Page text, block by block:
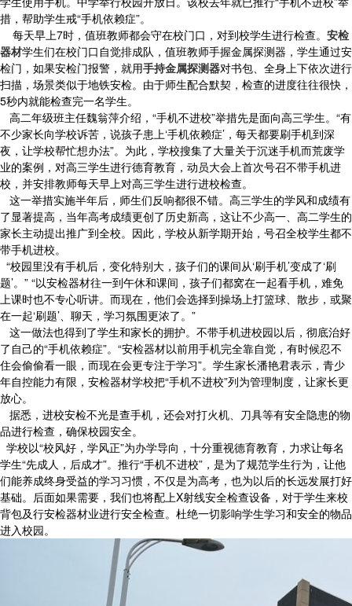
措，帮助学生戒“手机依赖症”。
每天早上7时，值班教师都会守在校门口，对到校学生进行检查。 安检
器材学生们在校门口自觉排成队，值班教师手握金属探测器，学生通过安
检门，如果安检门报警，就用手持金属探测器对书包、全身上下依次进行
扫描，场景类似于地铁安检。由于师生配合默契，检查的进度往往很快，
5秒内就能检查完一名学生。
高二年级班主任魏翁萍介绍，“手机不进校”举措先是面向高三学生。“有
不少家长向学校诉苦，说孩子患上‘手机依赖症’，每天都要刷手机到深
夜，让学校帮忙想办法”。为此，学校搜集了大量关于沉迷手机而荒废学
业的案例，对高三学生进行德育教育，动员大会上首次号召不带手机进
校，并安排教师每天早上对高三学生进行进校检查。
这一举措实施半年后，师生们反响都很不错。高三学生的学风和成绩有
了显著提高，当年高考成绩更创了历史新高，这让不少高一、高二学生的
家长主动提出推广到全校。因此，学校从新学期开始，号召全校学生都不
带手机进校。
“校园里没有手机后，变化特别大，孩子们的课间从‘刷手机’变成了‘刷
题’。” “以安检器材往一到午休和课间，孩子们都窝在一起看手机，难免
上课时也不专心听讲。而现在，他们会选择到操场上打篮球、散步，或聚
在一起‘刷题’、聊天，学习氛围更浓了。”
这一做法也得到了学生和家长的拥护。不带手机进校园以后，彻底治好
了自己的“手机依赖症”。“安检器材以前用手机完全靠自觉，有时候忍不
住会偷偷看一眼，而现在会更专注于学习”。学生家长潘艳君表示，青少
年自控能力有限，安检器材学校把“手机不进校”列为管理制度，让家长更
放心。
据悉，进校安检不光是查手机，还会对打火机、刀具等有安全隐患的物
品进行检查，确保校园安全。
学校以“校风好，学风正”为办学导向，十分重视德育教育，力求让每名
学生“先成人，后成才”。推行“手机不进校”，是为了规范学生行为，让他
们能养成终身受益的学习习惯，不仅是为高考，也为以后的长远发展打好
基础。后面如果需要，我们也将配上X射线安全检查设备，对于学生来校
背包及行安检器材业进行安全检查。杜绝一切影响学生学习和安全的物品
进入校园。